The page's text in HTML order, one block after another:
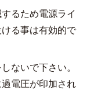
るため電源ライ
る事は有効的で
ないで下さい。
電圧が印加され